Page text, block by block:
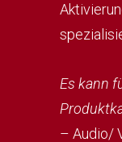
Es kann
– Audio/